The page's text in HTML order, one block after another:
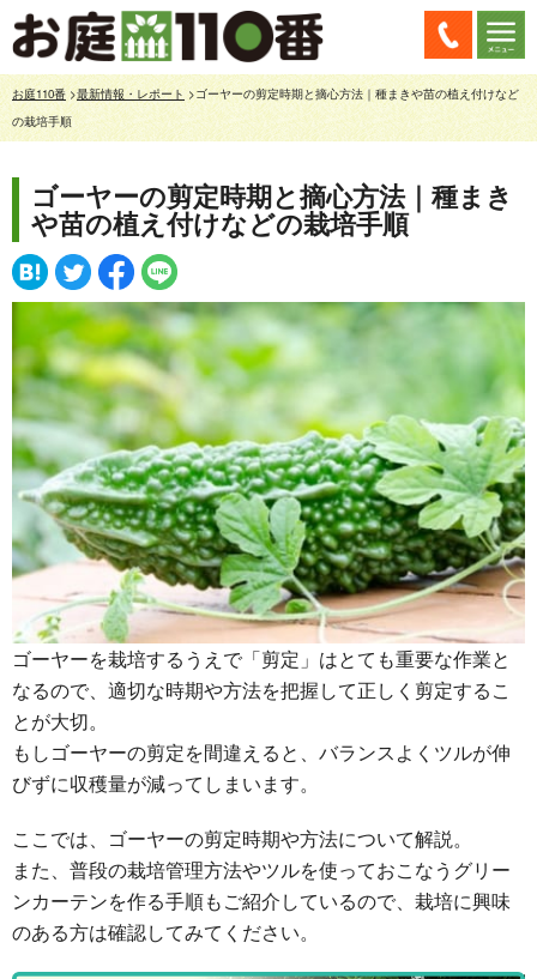
お庭110番>最新情報・レポート >ゴーヤーの剪定時期と摘心方法｜種まきや苗の植え付けなど
の栽培手順
ゴーヤーの剪定時期と摘心方法｜種まき
や苗の植え付けなどの栽培手順
ゴーヤーを栽培するうえで「剪定」はとても重要な作業と
なるので、適切な時期や方法を把握して正しく剪定するこ
とが大切。
もしゴーヤーの剪定を間違えると、バランスよくツルが伸
びずに収穫量が減ってしまいます。
ここでは、ゴーヤーの剪定時期や方法について解説。
また、普段の栽培管理方法やツルを使っておこなうグリー
ンカーテンを作る手順もご紹介しているので、栽培に興味
のある方は確認してみてください。